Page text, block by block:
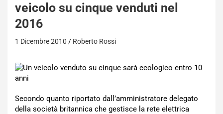
veicolo su cinque venduti nel
2016
1 Dicembre 2010 Roberto Rossi
Secondo quanto riportato dall’amministratore delegato
della società britannica che gestisce la rete elettrica